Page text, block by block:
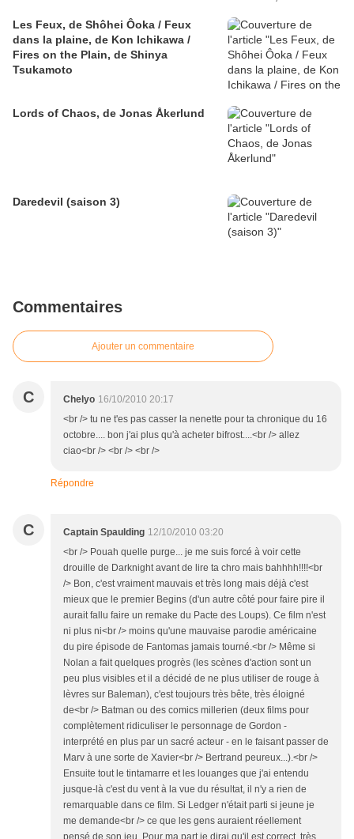
Les Feux, de Shôhei Ôoka / Feux
dans la plaine, de Kon Ichikawa /
Fires on the Plain, de Shinya
Tsukamoto
Lords of Chaos, de Jonas Åkerlund
Daredevil (saison 3)
Commentaires
Ajouter un commentaire
C Chelyo 16/10/2010 20:17
<br /> tu ne t'es pas casser la nenette pour ta chronique du 16
octobre.... bon j'ai plus qu'à acheter bifrost....<br /> allez
ciao<br /> <br /> <br />
Répondre
C Captain Spaulding 12/10/2010 03:20
<br /> Pouah quelle purge... je me suis forcé à voir cette
drouille de Darknight avant de lire ta chro mais bahhhh!!!!<br
/> Bon, c'est vraiment mauvais et très long mais déjà c'est
mieux que le premier Begins (d'un autre côté pour faire pire il
aurait fallu faire un remake du Pacte des Loups). Ce film n'est
ni plus ni<br /> moins qu'une mauvaise parodie américaine
du pire épisode de Fantomas jamais tourné.<br /> Même si
Nolan a fait quelques progrès (les scènes d'action sont un
peu plus visibles et il a décidé de ne plus utiliser de rouge à
lèvres sur Baleman), c'est toujours très bête, très éloigné
de<br /> Batman ou des comics millerien (deux films pour
complètement ridiculiser le personnage de Gordon -
interprété en plus par un sacré acteur - en le faisant passer de
Marv à une sorte de Xavier<br /> Bertrand peureux...).<br />
Ensuite tout le tintamarre et les louanges que j'ai entendu
jusque-là c'est du vent à la vue du résultat, il n'y a rien de
remarquable dans ce film. Si Ledger n'était parti si jeune je
me demande<br /> ce que les gens auraient réellement
pensé de son jeu. Pour ma part je dirai qu'il est correct, très